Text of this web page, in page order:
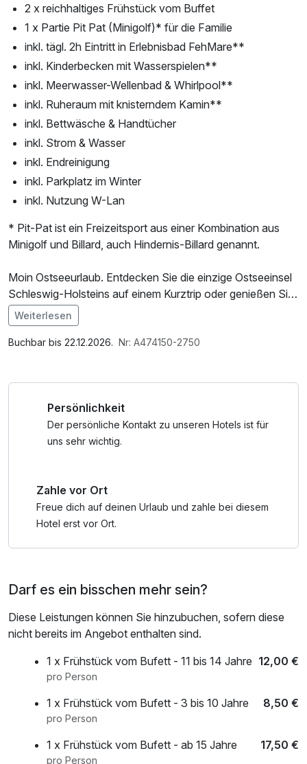
2 x reichhaltiges Frühstück vom Buffet
1 x Partie Pit Pat (Minigolf)* für die Familie
inkl. tägl. 2h Eintritt in Erlebnisbad FehMare**
inkl. Kinderbecken mit Wasserspielen**
inkl. Meerwasser-Wellenbad & Whirlpool**
inkl. Ruheraum mit knisterndem Kamin**
inkl. Bettwäsche & Handtücher
inkl. Strom & Wasser
inkl. Endreinigung
inkl. Parkplatz im Winter
inkl. Nutzung W-Lan
* Pit-Pat ist ein Freizeitsport aus einer Kombination aus
Minigolf und Billard, auch Hindernis-Billard genannt.
Moin Ostseeurlaub. Entdecken Sie die einzige Ostseeinsel
Schleswig-Holsteins auf einem Kurztrip oder genießen Sie
eine längere Auszeit an der Waterkant. Buchen Sie jetzt
Ihren Platz am Meer – wir freuen uns auf Sie!
höher schlagen. Besonders aus dem 14. Stock ist der
Ostseeblick traumhaft schön.
Revisionsarbeiten geschlossen.
Während der Revision bieten wir alternativ die Nutzung
unseres hauseigenen Schwimmbades an, welches sich im
die Sauna nutzbar. Vielen Dank für Ihr Verständnis.
Im Angebot enthalten
1 Flasche Mineralwasser
Weiterlesen
Buchbar bis 22.12.2026. Nr: A474150-2750
Persönlichkeit
Der persönliche Kontakt zu unseren Hotels ist für
uns sehr wichtig.
Zahle vor Ort
Freue dich auf deinen Urlaub und zahle bei diesem
Hotel erst vor Ort.
Darf es ein bisschen mehr sein?
Diese Leistungen können Sie hinzubuchen, sofern diese
nicht bereits im Angebot enthalten sind.
1 x Frühstück vom Bufett - 11 bis 14 Jahre 12,00 €
pro Person
1 x Frühstück vom Bufett - 3 bis 10 Jahre 8,50 €
pro Person
1 x Frühstück vom Bufett - ab 15 Jahre 17,50 €
pro Person